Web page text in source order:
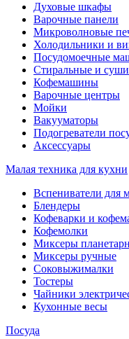
Духовые шкафы
Варочные панели
Микроволновые
Холодильники и
Посудомоечные
Стиральные и
Кофемашины
Варочные центры
Мойки
Вакууматоры
Подогреватели
Аксессуары
Малая техника для кухни
Вспениватели для
Блендеры
Кофеварки и
Кофемолки
Миксеры
Миксеры ручные
Соковыжималки
Тостеры
Чайники
Кухонные весы
Посуда